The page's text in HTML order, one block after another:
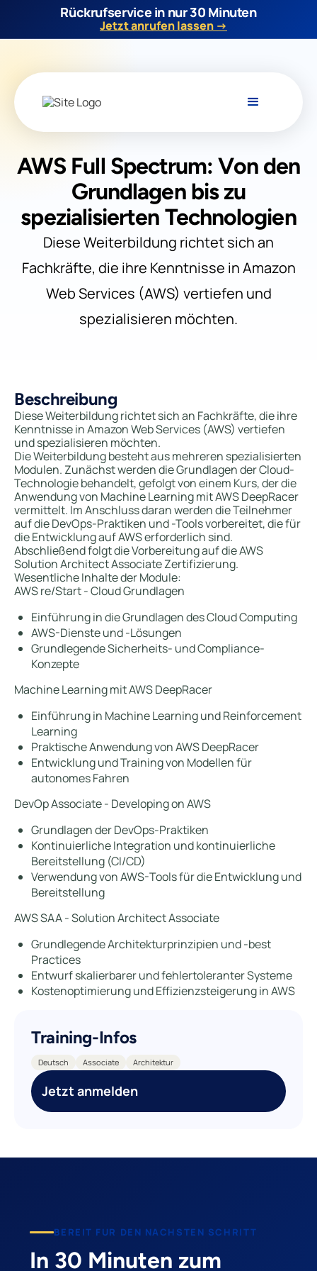
Rückrufservice in nur 30 Minuten
Jetzt anrufen lassen →
AWS Full Spectrum: Von den
Grundlagen bis zu
spezialisierten Technologien
Diese Weiterbildung richtet sich an
Fachkräfte, die ihre Kenntnisse in Amazon
Web Services (AWS) vertiefen und
spezialisieren möchten.
Beschreibung
Diese Weiterbildung richtet sich an Fachkräfte, die ihre
Kenntnisse in Amazon Web Services (AWS) vertiefen
und spezialisieren möchten.
Die Weiterbildung besteht aus mehreren spezialisierten
Modulen. Zunächst werden die Grundlagen der Cloud-
Technologie behandelt, gefolgt von einem Kurs, der die
Anwendung von Machine Learning mit AWS DeepRacer
vermittelt. Im Anschluss daran werden die Teilnehmer
auf die DevOps-Praktiken und -Tools vorbereitet, die für
die Entwicklung auf AWS erforderlich sind.
Abschließend folgt die Vorbereitung auf die AWS
Solution Architect Associate Zertifizierung.
Wesentliche Inhalte der Module:
AWS re/Start - Cloud Grundlagen
Einführung in die Grundlagen des Cloud Computing
AWS-Dienste und -Lösungen
Grundlegende Sicherheits- und Compliance-
Konzepte
Machine Learning mit AWS DeepRacer
Einführung in Machine Learning und Reinforcement
Learning
Praktische Anwendung von AWS DeepRacer
Entwicklung und Training von Modellen für
autonomes Fahren
DevOp Associate - Developing on AWS
Grundlagen der DevOps-Praktiken
Kontinuierliche Integration und kontinuierliche
Bereitstellung (CI/CD)
Verwendung von AWS-Tools für die Entwicklung und
Bereitstellung
AWS SAA - Solution Architect Associate
Grundlegende Architekturprinzipien und -best
Practices
Entwurf skalierbarer und fehlertoleranter Systeme
Kostenoptimierung und Effizienzsteigerung in AWS
Training-Infos
Deutsch Associate Architektur
Jetzt anmelden
BEREIT FUR DEN NACHSTEN SCHRITT
In 30 Minuten zum